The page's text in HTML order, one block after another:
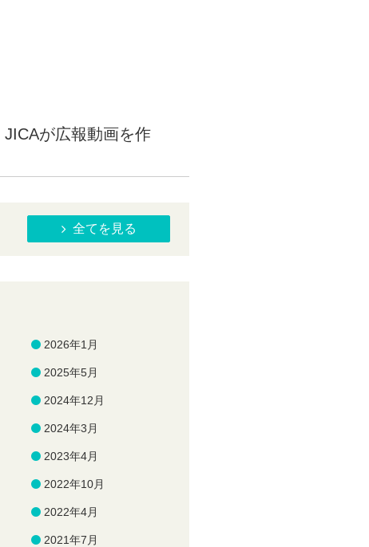
が広報動画を作
全てを見る
2026年1月
2025年5月
2024年12月
2024年3月
2023年4月
2022年10月
2022年4月
2021年7月